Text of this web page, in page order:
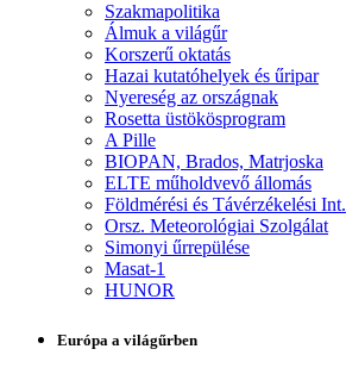
Szakmapolitika
Álmuk a világűr
Korszerű oktatás
Hazai kutatóhelyek és űripar
Nyereség az országnak
Rosetta üstökösprogram
A Pille
BIOPAN, Brados, Matrjoska
ELTE műholdvevő állomás
Földmérési és Távérzékelési Int.
Orsz. Meteorológiai Szolgálat
Simonyi űrrepülése
Masat-1
HUNOR
Európa a világűrben